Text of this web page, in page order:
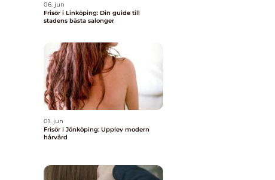
06. jun
Frisör i Linköping: Din guide till
stadens bästa salonger
01. jun
Frisör i Jönköping: Upplev modern
hårvård